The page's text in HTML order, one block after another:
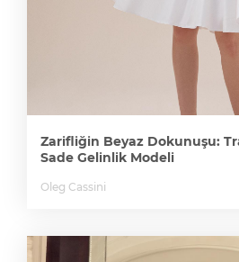
Zarifliğin Beyaz Dokunuşu:
Sade Gelinlik Modeli
Oleg Cassini